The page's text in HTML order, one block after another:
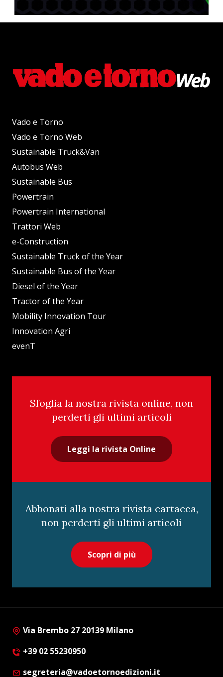
Vado e Torno
Vado e Torno Web
Sustainable Truck&Van
Autobus Web
Sustainable Bus
Powertrain
Powertrain International
Trattori Web
e-Construction
Sustainable Truck of the Year
Sustainable Bus of the Year
Diesel of the Year
Tractor of the Year
Mobility Innovation Tour
Innovation Agri
evenT
Sfoglia la nostra rivista online, non
perderti gli ultimi articoli
Leggi la rivista Online
Abbonati alla nostra rivista cartacea,
non perderti gli ultimi articoli
Scopri di più
Via Brembo 27 20139 Milano
+39 02 55230950
segreteria@vadoetornoedizioni.it